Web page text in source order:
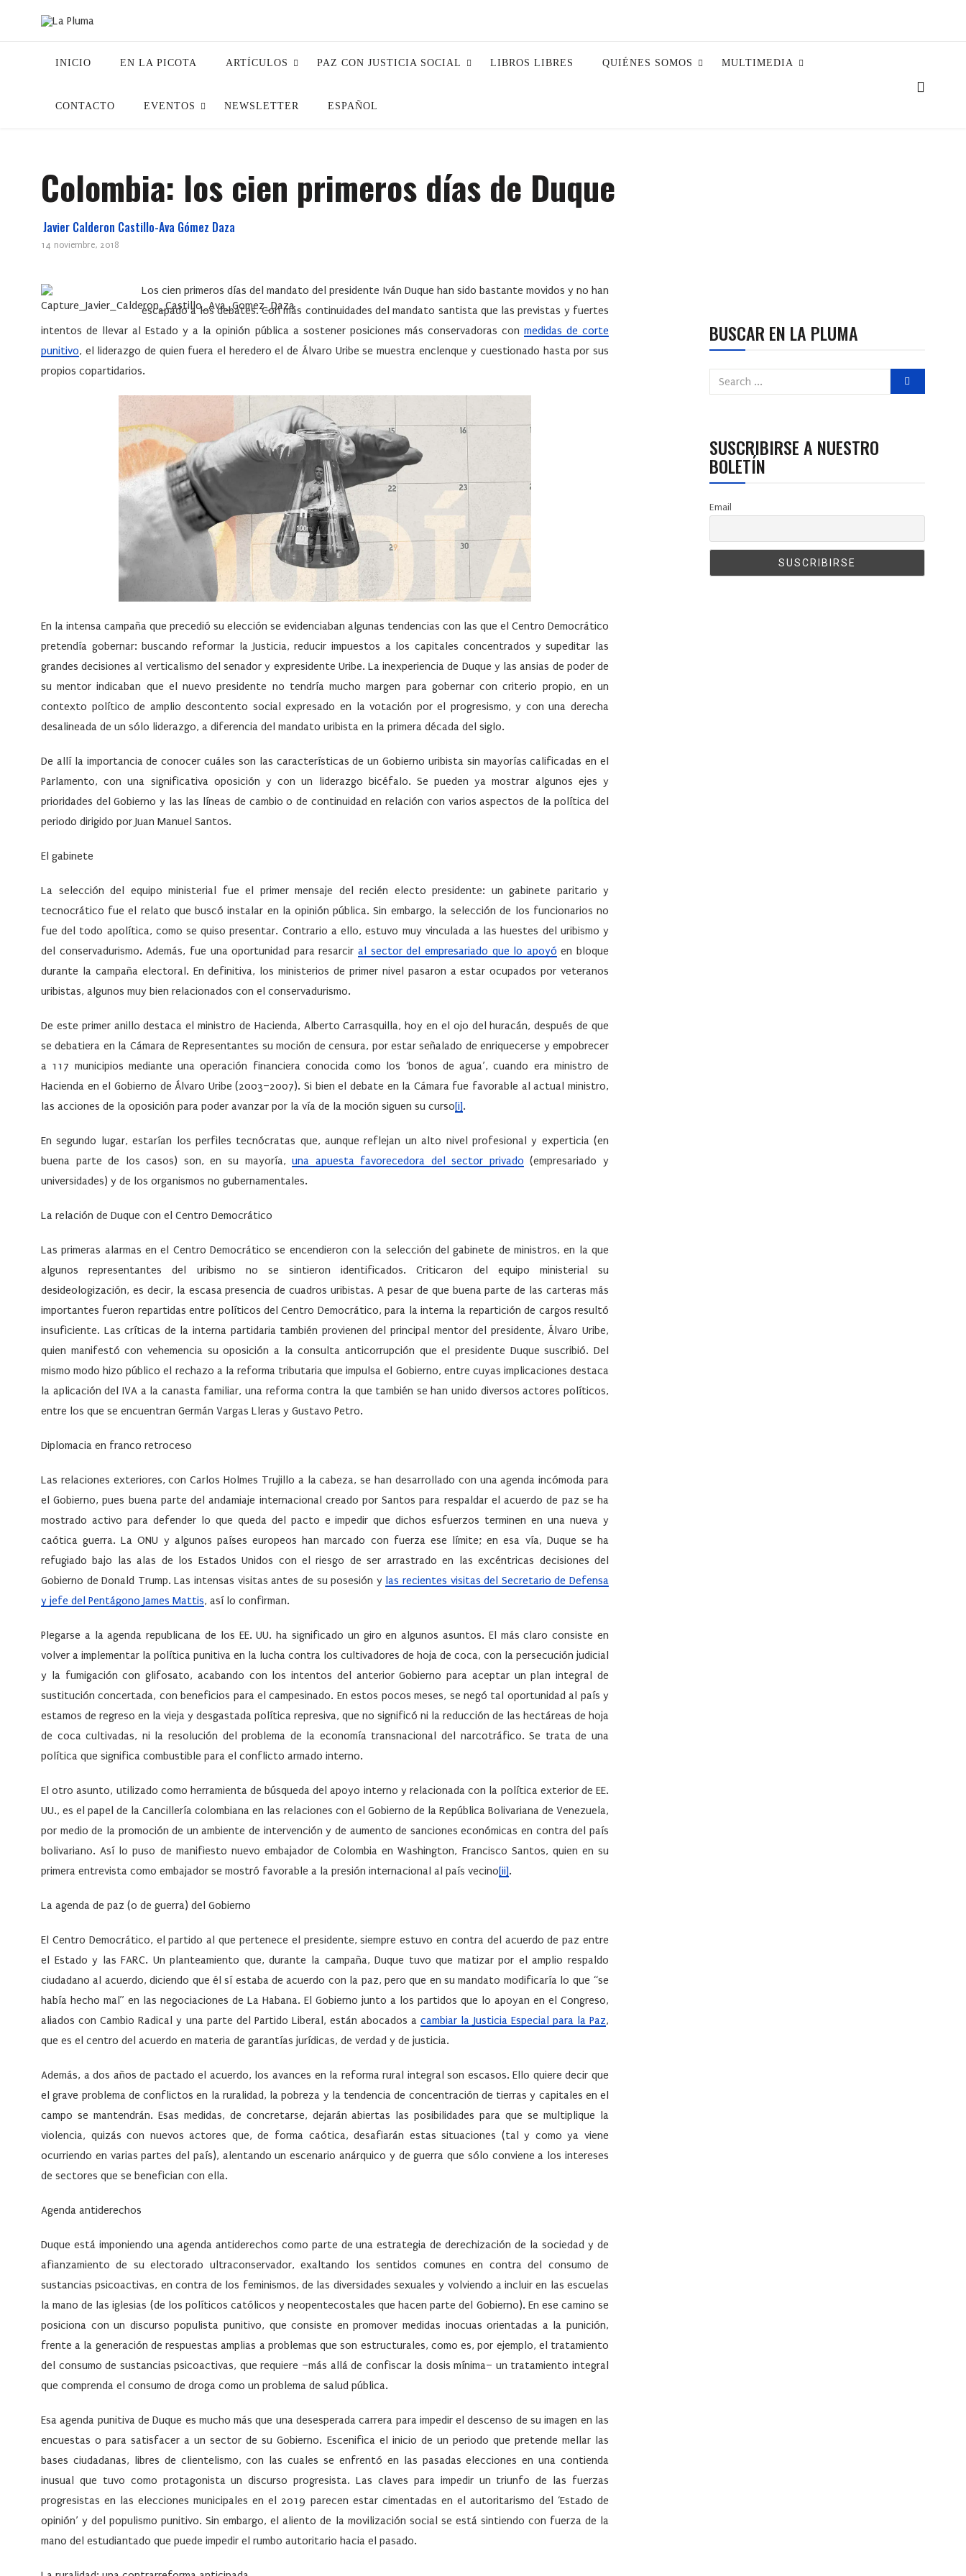
INICIO EN LA PICOTA ARTÍCULOS PAZ CON JUSTICIA SOCIAL LIBROS LIBRES QUIÉNES SOMOS MULTIMEDIA
CONTACTO EVENTOS NEWSLETTER ESPAÑOL
Colombia: los cien primeros días de Duque
Javier Calderon Castillo-Ava Gómez Daza
14 noviembre, 2018
Los cien primeros días del mandato del presidente Iván Duque han sido bastante movidos y no han
escapado a los debates. Con más continuidades del mandato santista que las previstas y fuertes
intentos de llevar al Estado y a la opinión pública a sostener posiciones más conservadoras con medidas de corte
punitivo, el liderazgo de quien fuera el heredero el de Álvaro Uribe se muestra enclenque y cuestionado hasta por sus
propios copartidarios.
En la intensa campaña que precedió su elección se evidenciaban algunas tendencias con las que el Centro Democrático
pretendía gobernar: buscando reformar la Justicia, reducir impuestos a los capitales concentrados y supeditar las
grandes decisiones al verticalismo del senador y expresidente Uribe. La inexperiencia de Duque y las ansias de poder de
su mentor indicaban que el nuevo presidente no tendría mucho margen para gobernar con criterio propio, en un
contexto político de amplio descontento social expresado en la votación por el progresismo, y con una derecha
desalineada de un sólo liderazgo, a diferencia del mandato uribista en la primera década del siglo.
De allí la importancia de conocer cuáles son las características de un Gobierno uribista sin mayorías calificadas en el
Parlamento, con una significativa oposición y con un liderazgo bicéfalo. Se pueden ya mostrar algunos ejes y
prioridades del Gobierno y las las líneas de cambio o de continuidad en relación con varios aspectos de la política del
periodo dirigido por Juan Manuel Santos.
El gabinete
La selección del equipo ministerial fue el primer mensaje del recién electo presidente: un gabinete paritario y
tecnocrático fue el relato que buscó instalar en la opinión pública. Sin embargo, la selección de los funcionarios no
fue del todo apolítica, como se quiso presentar. Contrario a ello, estuvo muy vinculada a las huestes del uribismo y
del conservadurismo. Además, fue una oportunidad para resarcir al sector del empresariado que lo apoyó en bloque
durante la campaña electoral. En definitiva, los ministerios de primer nivel pasaron a estar ocupados por veteranos
uribistas, algunos muy bien relacionados con el conservadurismo.
De este primer anillo destaca el ministro de Hacienda, Alberto Carrasquilla, hoy en el ojo del huracán, después de que
se debatiera en la Cámara de Representantes su moción de censura, por estar señalado de enriquecerse y empobrecer
a 117 municipios mediante una operación financiera conocida como los ‘bonos de agua’, cuando era ministro de
Hacienda en el Gobierno de Álvaro Uribe (2003–2007). Si bien el debate en la Cámara fue favorable al actual ministro,
las acciones de la oposición para poder avanzar por la vía de la moción siguen su curso[i].
En segundo lugar, estarían los perfiles tecnócratas que, aunque reflejan un alto nivel profesional y experticia (en
buena parte de los casos) son, en su mayoría,una apuesta favorecedora del sector privado (empresariado y
universidades) y de los organismos no gubernamentales.
La relación de Duque con el Centro Democrático
Las primeras alarmas en el Centro Democrático se encendieron con la selección del gabinete de ministros, en la que
algunos representantes del uribismo no se sintieron identificados. Criticaron del equipo ministerial su
desideologización, es decir, la escasa presencia de cuadros uribistas. A pesar de que buena parte de las carteras más
importantes fueron repartidas entre políticos del Centro Democrático, para la interna la repartición de cargos resultó
insuficiente. Las críticas de la interna partidaria también provienen del principal mentor del presidente, Álvaro Uribe,
quien manifestó con vehemencia su oposición a la consulta anticorrupción que el presidente Duque suscribió. Del
mismo modo hizo público el rechazo a la reforma tributaria que impulsa el Gobierno, entre cuyas implicaciones destaca
la aplicación del IVA a la canasta familiar, una reforma contra la que también se han unido diversos actores políticos,
entre los que se encuentran Germán Vargas Lleras y Gustavo Petro.
Diplomacia en franco retroceso
Las relaciones exteriores, con Carlos Holmes Trujillo a la cabeza, se han desarrollado con una agenda incómoda para
el Gobierno, pues buena parte del andamiaje internacional creado por Santos para respaldar el acuerdo de paz se ha
mostrado activo para defender lo que queda del pacto e impedir que dichos esfuerzos terminen en una nueva y
caótica guerra. La ONU y algunos países europeos han marcado con fuerza ese límite; en esa vía, Duque se ha
refugiado bajo las alas de los Estados Unidos con el riesgo de ser arrastrado en las excéntricas decisiones del
Gobierno de Donald Trump. Las intensas visitas antes de su posesión y las recientes visitas del Secretario de Defensa
y jefe del Pentágono James Mattis, así lo confirman.
Plegarse a la agenda republicana de los EE. UU. ha significado un giro en algunos asuntos. El más claro consiste en
volver a implementar la política punitiva en la lucha contra los cultivadores de hoja de coca, con la persecución judicial
y la fumigación con glifosato, acabando con los intentos del anterior Gobierno para aceptar un plan integral de
sustitución concertada, con beneficios para el campesinado. En estos pocos meses, se negó tal oportunidad al país y
estamos de regreso en la vieja y desgastada política represiva, que no significó ni la reducción de las hectáreas de hoja
de coca cultivadas, ni la resolución del problema de la economía transnacional del narcotráfico. Se trata de una
política que significa combustible para el conflicto armado interno.
El otro asunto, utilizado como herramienta de búsqueda del apoyo interno y relacionada con la política exterior de EE.
UU., es el papel de la Cancillería colombiana en las relaciones con el Gobierno de la República Bolivariana de Venezuela,
por medio de la promoción de un ambiente de intervención y de aumento de sanciones económicas en contra del país
bolivariano. Así lo puso de manifiesto nuevo embajador de Colombia en Washington, Francisco Santos, quien en su
primera entrevista como embajador se mostró favorable a la presión internacional al país vecino[ii].
La agenda de paz (o de guerra) del Gobierno
El Centro Democrático, el partido al que pertenece el presidente, siempre estuvo en contra del acuerdo de paz entre
el Estado y las FARC. Un planteamiento que, durante la campaña, Duque tuvo que matizar por el amplio respaldo
ciudadano al acuerdo, diciendo que él sí estaba de acuerdo con la paz, pero que en su mandato modificaría lo que “se
había hecho mal” en las negociaciones de La Habana. El Gobierno junto a los partidos que lo apoyan en el Congreso,
aliados con Cambio Radical y una parte del Partido Liberal, están abocados acambiar la Justicia Especial para la Paz,
que es el centro del acuerdo en materia de garantías jurídicas, de verdad y de justicia.
Además, a dos años de pactado el acuerdo, los avances en la reforma rural integral son escasos. Ello quiere decir que
el grave problema de conflictos en la ruralidad, la pobreza y la tendencia de concentración de tierras y capitales en el
campo se mantendrán. Esas medidas, de concretarse, dejarán abiertas las posibilidades para que se multiplique la
violencia, quizás con nuevos actores que, de forma caótica, desafiarán estas situaciones (tal y como ya viene
ocurriendo en varias partes del país), alentando un escenario anárquico y de guerra que sólo conviene a los intereses
de sectores que se benefician con ella.
Agenda antiderechos
Duque está imponiendo una agenda antiderechos como parte de una estrategia de derechización de la sociedad y de
afianzamiento de su electorado ultraconservador, exaltando los sentidos comunes en contra del consumo de
sustancias psicoactivas, en contra de los feminismos, de las diversidades sexuales y volviendo a incluir en las escuelas
la mano de las iglesias (de los políticos católicos y neopentecostales que hacen parte del Gobierno). En ese camino se
posiciona con un discurso populista punitivo, que consiste en promover medidas inocuas orientadas a la punición,
frente a la generación de respuestas amplias a problemas que son estructurales, como es, por ejemplo, el tratamiento
del consumo de sustancias psicoactivas, que requiere –más allá de confiscar la dosis mínima– un tratamiento integral
que comprenda el consumo de droga como un problema de salud pública.
Esa agenda punitiva de Duque es mucho más que una desesperada carrera para impedir el descenso de su imagen en las
encuestas o para satisfacer a un sector de su Gobierno. Escenifica el inicio de un periodo que pretende mellar las
bases ciudadanas, libres de clientelismo, con las cuales se enfrentó en las pasadas elecciones en una contienda
inusual que tuvo como protagonista un discurso progresista. Las claves para impedir un triunfo de las fuerzas
progresistas en las elecciones municipales en el 2019 parecen estar cimentadas en el autoritarismo del ‘Estado de
opinión’ y del populismo punitivo. Sin embargo, el aliento de la movilización social se está sintiendo con fuerza de la
mano del estudiantado que puede impedir el rumbo autoritario hacia el pasado.
BUSCAR EN LA PLUMA
SUSCRIBIRSE A NUESTRO
BOLETÍN
Email